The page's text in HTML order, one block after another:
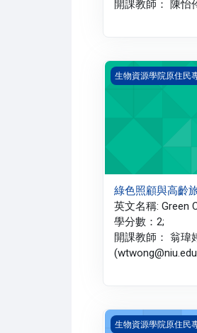
開課教師： 陳怡
綠色照顧與高齡旅
生物資源學院原住民
綠色照顧與高齡
英文名稱: Green
學分數：2;
開課教師： 翁瑋
部落林業概論 一
生物資源學院原住民